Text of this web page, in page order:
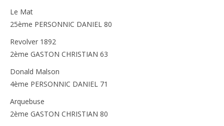
Le Mat
25ème PERSONNIC DANIEL 80
Revolver 1892
2ème GASTON CHRISTIAN 63
Donald Malson
4ème PERSONNIC DANIEL 71
Arquebuse
2ème GASTON CHRISTIAN 80